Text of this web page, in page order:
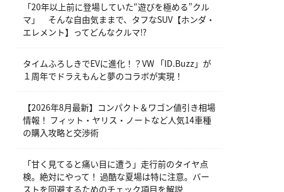
「20年以上前に登場していた“遊びを極める”クル
マ」 そんな自由気ままで、タフなSUV【ホンダ・
エレメント】ってどんなクルマ⁉︎
タイムふろしきでEVに進化！？VW 「ID.Buzz」が
１周年でドラえもんと夢のコラボが実現！
【2026年8月最新】コンパクト＆ワゴン値引き相場
情報！ フィット・ヤリス・ノートなど人気14車種
の購入攻略と交渉術
「甘く見てると痛い目に遭う」走行前のタイヤ点
検。絶対にやって！ 過酷な夏場は特に注意。バー
ストを回避するためのチェック項目を解説